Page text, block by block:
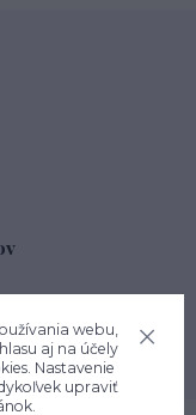
webu,
aj na účely
Nastavenie
upraviť